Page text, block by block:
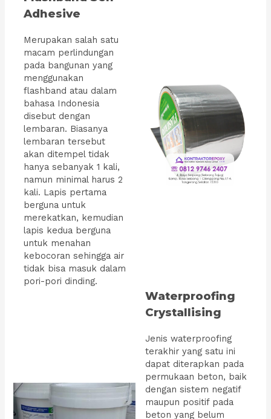
Adhesive
Merupakan salah satu
macam perlindungan
pada bangunan yang
menggunakan
flashband atau dalam
bahasa Indonesia
disebut dengan
lembaran. Biasanya
lembaran tersebut
akan ditempel tidak
hanya sebanyak 1 kali,
namun minimal harus 2
kali. Lapis pertama
berguna untuk
merekatkan, kemudian
lapis kedua berguna
untuk menahan
kebocoran sehingga air
tidak bisa masuk dalam
pori-pori dinding.
Waterproofing
Crystallising
Jenis waterproofing
terakhir yang satu ini
dapat diterapkan pada
permukaan beton, baik
dengan sistem negatif
maupun positif pada
beton yang belum